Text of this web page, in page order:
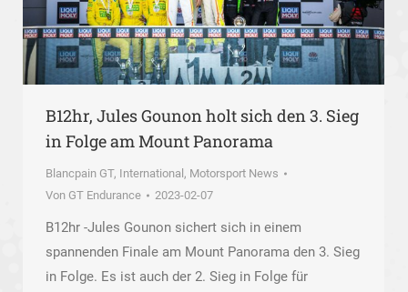
B12hr, Jules Gounon holt sich den 3. Sieg
in Folge am Mount Panorama
Blancpain GT, International , Motorsport News
Von GT Endurance 2023-02-07
B12hr -Jules Gounon sichert sich in einem
spannenden Finale am Mount Panorama den 3. Sieg
in Folge. Es ist auch der 2. Sieg in Folge für